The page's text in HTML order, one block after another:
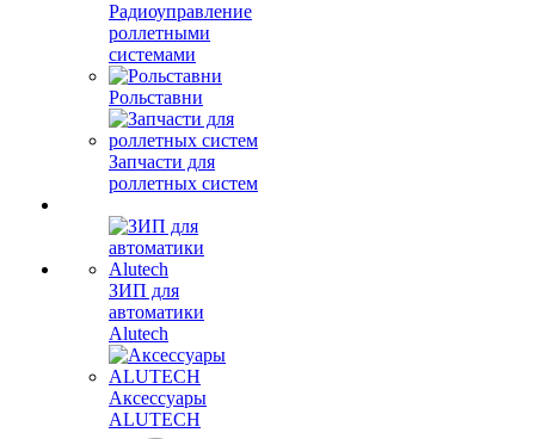
Радиоуправление
роллетными
системами
Рольставни
Запчасти для
роллетных систем
ЗИП для
автоматики
Alutech
Аксессуары
ALUTECH